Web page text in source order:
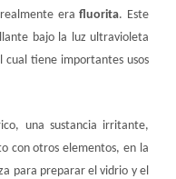
realmente erafluorit​a. Este
bajo la luz ultravioleta
cual tiene importantes usos
una sustancia irritante,
con otros elementos, en la
para preparar el vidrio y el